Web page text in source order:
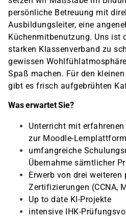
persönliche Betreuung mit
Ausbildungsleiter, eine
Küchenmitbenutzung. Uns ist
starken Klassenverband zu
gewissen
Spaß machen. Für den
gibt es frisch aufgebrühten
Was erwartet Sie?
Unterricht mit
zur Moodle-Lernplattform
umfangreiche
Übernahme sämtlicher
Erwerb von drei weiteren
Zertifizierungen (CCNA,
Up to date KI-Projekte
intensive IHK-